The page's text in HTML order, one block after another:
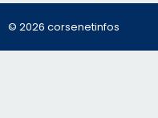
© 2026 corsenetinfos